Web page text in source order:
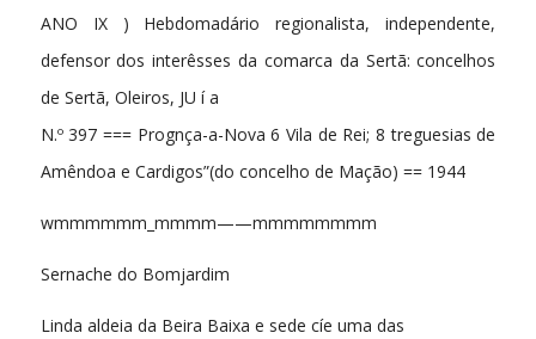
ANO IX ) Hebdomadário regionalista, independente,
defensor dos interêsses da comarca da Sertã: concelhos
de Sertã, Oleiros, JU í a
N.º 397 === Prognça-a-Nova 6 Vila de Rei; 8 treguesias de
Amêndoa e Cardigos”(do concelho de Mação) == 1944
wmmmmmm_mmmm——mmmmmmmm
Sernache do Bomjardim
Linda aldeia da Beira Baixa e sede cíe uma das